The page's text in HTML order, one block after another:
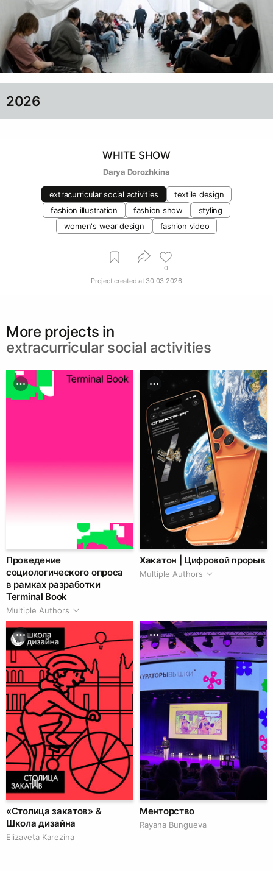
2026
WHITE SHOW
Darya Dorozhkina
extracurricular social activities
textile design
fashion illustration
fashion show
styling
women's wear design
fashion video
0
Project created at 30.03.2026
More projects in
extracurricular social activities
Проведение
социологического опроса
в рамках разработки
Terminal Book
Multiple Authors
Хакатон | Цифровой прорыв
Multiple Authors
«Столица закатов» &
Школа дизайна
Elizaveta Karezina
Менторство
Rayana Bungueva